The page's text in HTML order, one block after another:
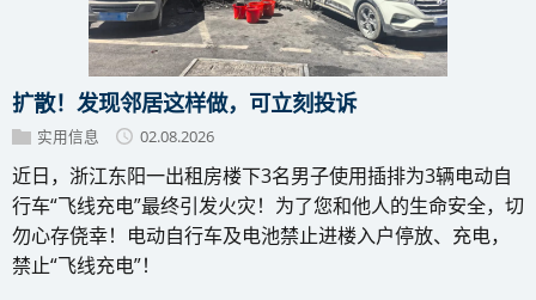
扩散！发现邻居这样做，可立刻投诉
实用信息 02.08.2026
近日，浙江东阳一出租房楼下3名男子使用插排为3辆电动自
行车“飞线充电”最终引发火灾！为了您和他人的生命安全，切
勿心存侥幸！电动自行车及电池禁止进楼入户停放、充电，
禁止“飞线充电”！